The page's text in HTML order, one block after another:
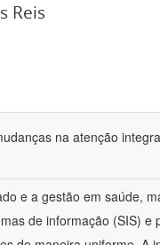
Reis
na atenção
e a gestão em saúde,
de informação (SIS) e